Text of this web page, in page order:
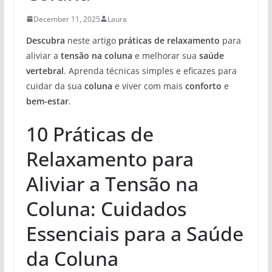
December 11, 2025 Laura
Descubra neste artigo práticas de relaxamento para
aliviar a tensão na coluna e melhorar sua saúde
vertebral. Aprenda técnicas simples e eficazes para
cuidar da sua coluna e viver com mais conforto e
bem-estar.
10 Práticas de
Relaxamento para
Aliviar a Tensão na
Coluna: Cuidados
Essenciais para a Saúde
da Coluna